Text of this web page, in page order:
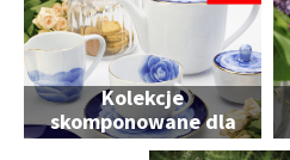
Kolekcje
skomponowane dla
Ciebie